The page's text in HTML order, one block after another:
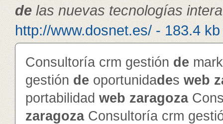
delas nuevas tecnologías
http://www.dosnet.es/ - 183.4 kb
Consultoría crm gestión de
gestión de oportunidades web
portabilidad web zaragoza
zaragozaConsultoría crm